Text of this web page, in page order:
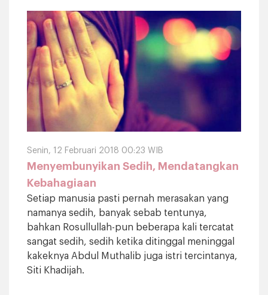
Senin, 12 Februari 2018 00:23 WIB
Menyembunyikan Sedih, Mendatangkan
Kebahagiaan
Setiap manusia pasti pernah merasakan yang
namanya sedih, banyak sebab tentunya,
bahkan Rosullullah-pun beberapa kali tercatat
sangat sedih, sedih ketika ditinggal meninggal
kakeknya Abdul Muthalib juga istri tercintanya,
Siti Khadijah.